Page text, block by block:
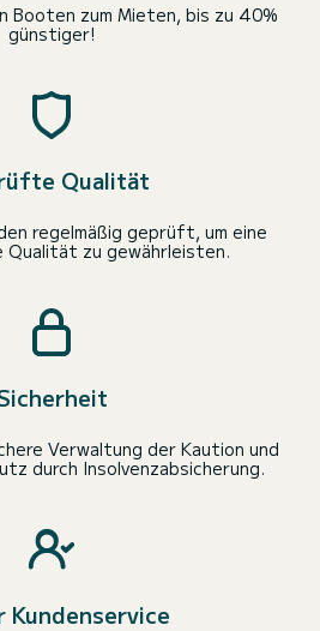
Booten zum Mieten, bis zu 40%
günstiger!
Qualität
regelmäßig geprüft, um eine
Qualität zu gewährleisten.
Verwaltung der Kaution und
durch Insolvenzabsicherung.
Kundenservice